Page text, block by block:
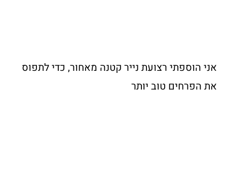
אני הוספתי רצועת נייר קטנה מאחור, כדי לתפוס
את הפרחים טוב יותר